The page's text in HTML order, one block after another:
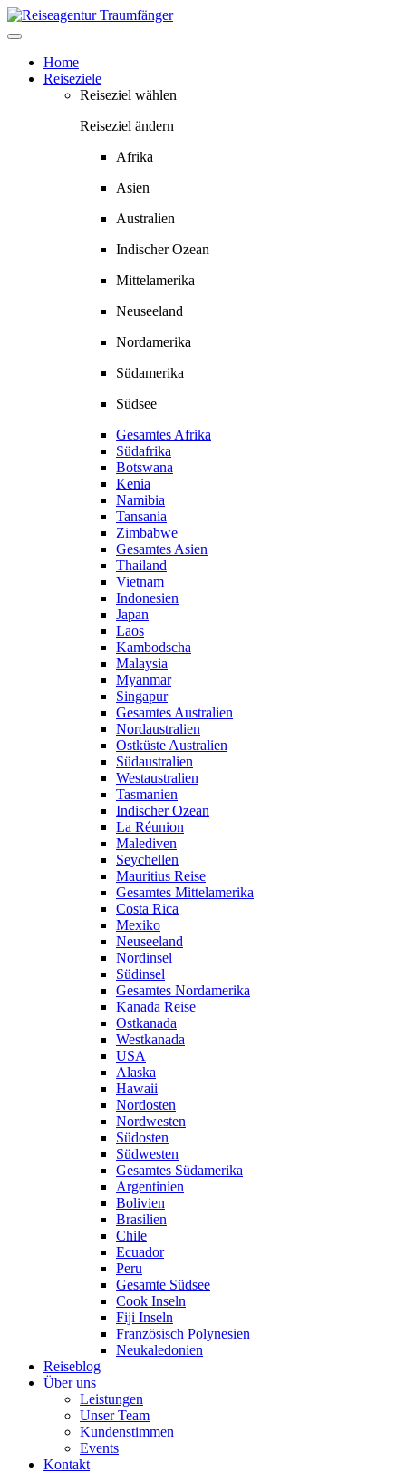
Springe
zum
Home
Reiseziele
Reiseziel wählen
Reiseziel ändern
Afrika
Asien
Australien
Indischer Ozean
Mittelamerika
Neuseeland
Nordamerika
Südamerika
Südsee
Gesamtes Afrika
Südafrika
Botswana
Kenia
Namibia
Tansania
Zimbabwe
Gesamtes Asien
Thailand
Vietnam
Indonesien
Japan
Laos
Kambodscha
Malaysia
Myanmar
Singapur
Gesamtes Australien
Nordaustralien
Ostküste Australien
Südaustralien
Westaustralien
Tasmanien
Indischer Ozean
La Réunion
Malediven
Seychellen
Mauritius Reise
Gesamtes Mittelamerika
Costa Rica
Mexiko
Neuseeland
Nordinsel
Südinsel
Gesamtes Nordamerika
Kanada Reise
Ostkanada
Westkanada
USA
Alaska
Hawaii
Nordosten
Nordwesten
Südosten
Südwesten
Gesamtes Südamerika
Argentinien
Bolivien
Brasilien
Chile
Ecuador
Peru
Gesamte Südsee
Cook Inseln
Fiji Inseln
Französisch Polynesien
Neukaledonien
Reiseblog
Über uns
Leistungen
Unser Team
Kundenstimmen
Events
Kontakt